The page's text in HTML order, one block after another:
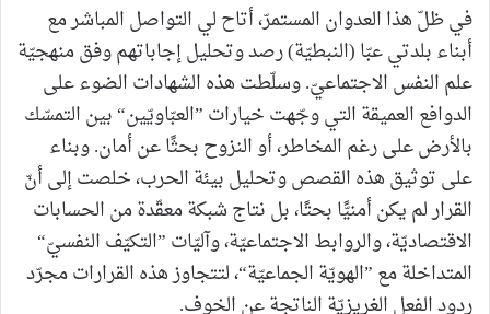
في ظلّ هذا العدوان المستمرّ، أتاح لي التواصل المباشر مع
أبناء بلدتي عبّا (النبطيّة) رصد وتحليل إجاباتهم وفق منهجيّة
علم النفس الاجتماعيّ. وسلّطت هذه الشهادات الضوء على
الدوافع العميقة التي وجّهت خيارات ”العبّاويّين“ بين التمسّك
بالأرض على رغم المخاطر، أو النزوح بحثًا عن أمان. وبناء
على توثيق هذه القصص وتحليل بيئة الحرب، خلصت إلى أنّ
القرار لم يكن أمنيًّا بحتًا، بل نتاج شبكة معقّدة من الحسابات
الاقتصاديّة، والروابط الاجتماعيّة، وآليّات ”التكيّف النفسيّ“
المتداخلة مع ”الهويّة الجماعيّة“، لتتجاوز هذه القرارات مجرّد
ردود الفعل الغريزيّة الناتجة عن الخوف.